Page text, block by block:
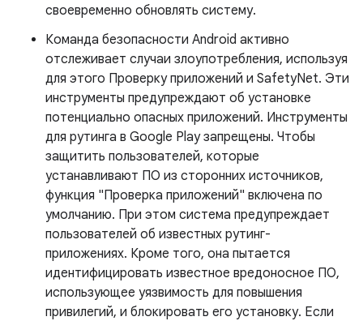
своевременно обновлять систему.
Команда безопасности Android активно
отслеживает случаи злоупотребления, используя
для этого Проверку приложений и SafetyNet. Эти
инструменты предупреждают об установке
потенциально опасных приложений. Инструменты
для рутинга в Google Play запрещены. Чтобы
защитить пользователей, которые
устанавливают ПО из сторонних источников,
функция "Проверка приложений" включена по
умолчанию. При этом система предупреждает
пользователей об известных рутинг-
приложениях. Кроме того, она пытается
идентифицировать известное вредоносное ПО,
использующее уязвимость для повышения
привилегий, и блокировать его установку. Если